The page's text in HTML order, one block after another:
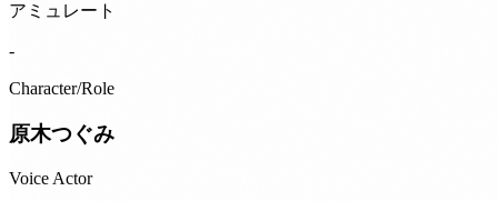
アミュレート
-
Character/Role
原木つぐみ
Voice Actor